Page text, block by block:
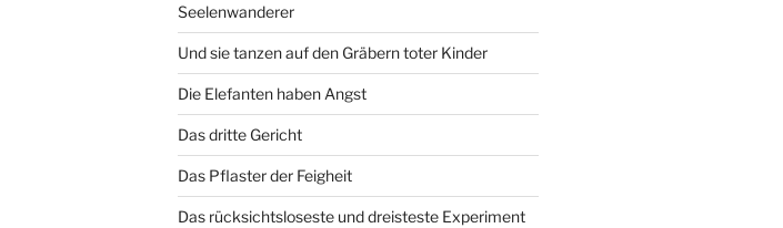
Seelenwanderer
Und sie tanzen auf den Gräbern toter Kinder
Die Elefanten haben Angst
Das dritte Gericht
Das Pflaster der Feigheit
Das rücksichtsloseste und dreisteste Experiment